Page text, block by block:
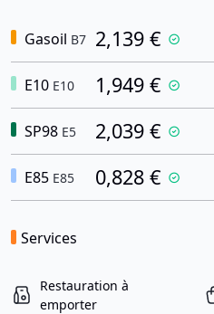
Gasoil B7 2,139 €
E10 E10 1,949 €
SP98 E5 2,039 €
E85 E85 0,828 €
Services
Restauration à
emporter